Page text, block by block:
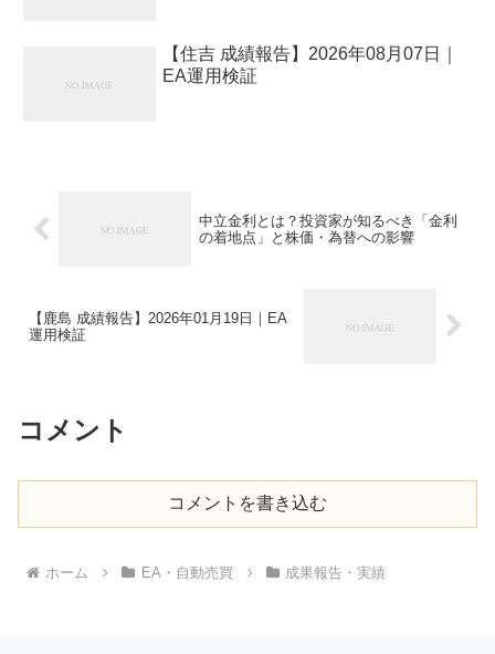
【住吉 成績報告】2026年08月07日｜
EA運用検証
中立金利とは？投資家が知るべき「金利
の着地点」と株価・為替への影響
【鹿島 成績報告】2026年01月19日｜EA
運用検証
コメント
コメントを書き込む
ホーム EA・自動売買 成果報告・実績